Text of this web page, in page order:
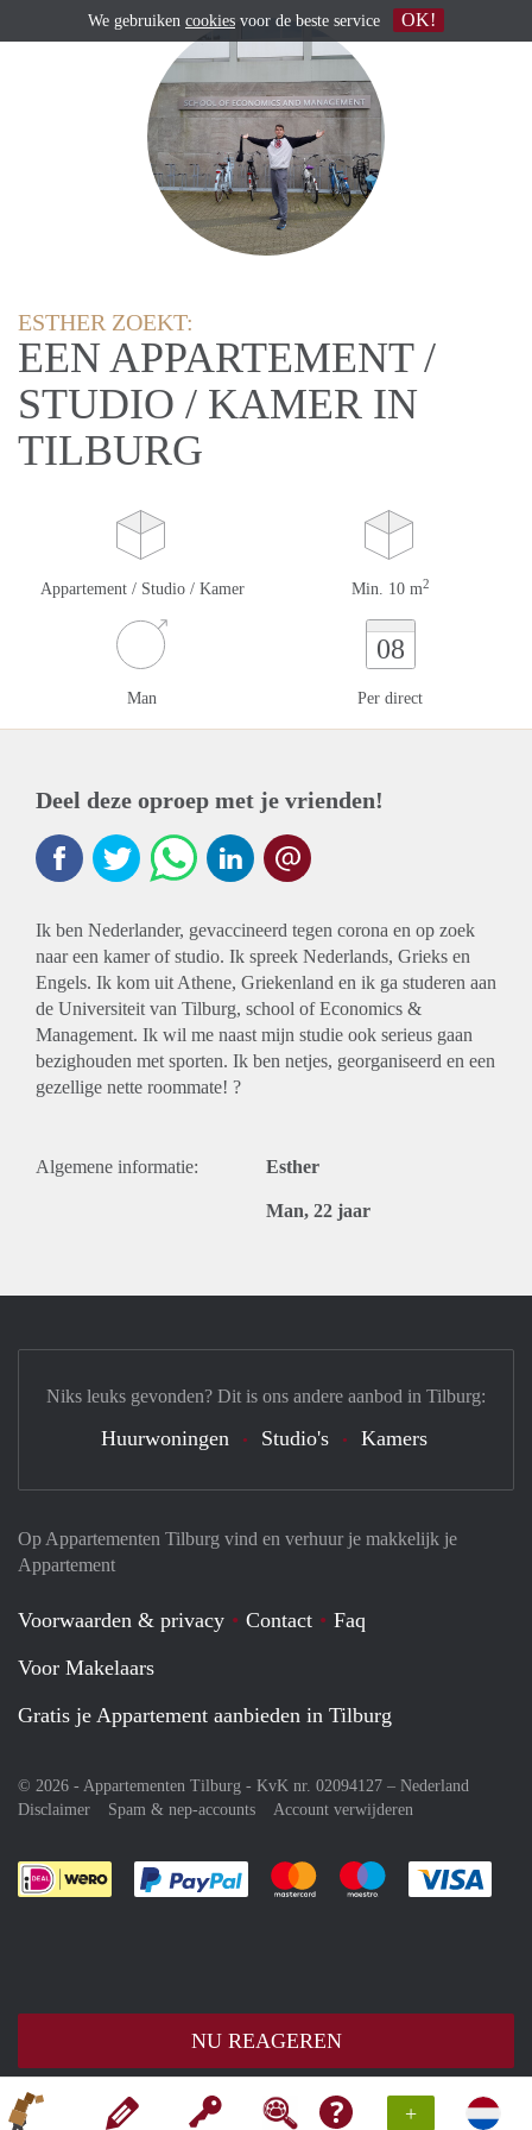
+
ESTHER ZOEKT:
EEN APPARTEMENT /
STUDIO / KAMER IN
TILBURG
Appartement / Studio / Kamer Min. 10 m2
Man
08
Per direct
Deel deze oproep met je vrienden!
Ik ben Nederlander, gevaccineerd tegen corona en op zoek
naar een kamer of studio. Ik spreek Nederlands, Grieks en
Engels. Ik kom uit Athene, Griekenland en ik ga studeren aan
de Universiteit van Tilburg, school of Economics &
Management. Ik wil me naast mijn studie ook serieus gaan
bezighouden met sporten. Ik ben netjes, georganiseerd en een
gezellige nette roommate! ?
Algemene informatie: Esther
Man, 22 jaar
NU REAGEREN
Op Appartementen Tilburg vind en verhuur je makkelijk je
Appartement
Voorwaarden & privacy Contact
Faq
Voor Makelaars
Gratis je Appartement aanbieden in Tilburg
© 2026 - Appartementen Tilburg - KvK nr. 02094127 – Nederland
Disclaimer
Spam & nep-accounts Account verwijderen
Je rekent gemakkelijk af met Paypal
Je rekent gemakkelijk af met
Je rekent
Niks leuks gevonden? Dit is ons andere aanbod in Tilburg:
Huurwoningen Studio's Kamers
We gebruiken cookies voor de beste service OK!